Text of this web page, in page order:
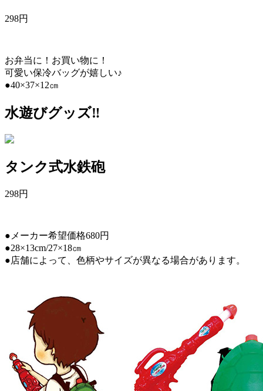
298円
お弁当に！お買い物に！
可愛い保冷バッグが嬉しい♪
●40×37×12㎝
水遊びグッズ‼︎
タンク式水鉄砲
298円
●メーカー希望価格680円
●28×13cm/27×18㎝
●店舗によって、色柄やサイズが異なる場合があります。